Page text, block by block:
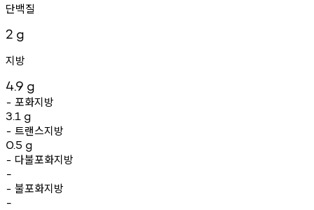
단백질
2 g
지방
4.9 g
- 포화지방
3.1 g
- 트랜스지방
0.5 g
- 다불포화지방
-
- 불포화지방
-